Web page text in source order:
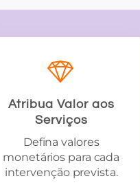
Atribua Valor aos
Serviços
Defina valores
monetários para cada
intervenção prevista.